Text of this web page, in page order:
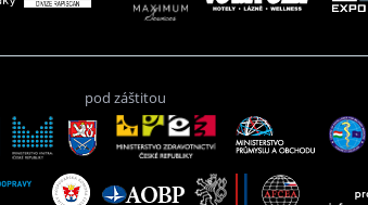
pod záštitou